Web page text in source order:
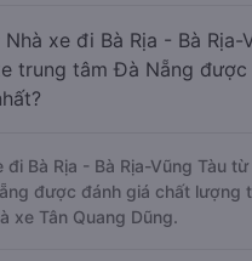
Nhà xe đi Bà Rịa - Bà Rịa-
trung tâm Đà Nẵng được
đi Bà Rịa - Bà Rịa-Vũng Tàu
được đánh giá chất lượng
xe Tân Quang Dũng.